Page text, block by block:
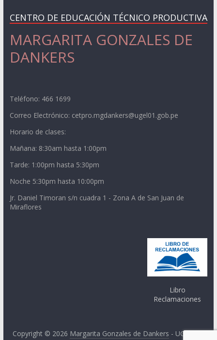
CENTRO DE EDUCACIÓN TÉCNICO PRODUCTIVA
MARGARITA GONZALES DE
DANKERS
Teléfono: 466 1699
Correo Electrónico: cetpro.mgdankers@ugel01.gob.pe
Horario de clases:
Mañana: 8:30am hasta 1:00pm
Tarde: 1:00pm hasta 5:30pm
Noche 5:30pm hasta 10:00pm
Jr. Daniel Timoran s/n cuadra 1 - Zona A de San Juan de
Miraflores
Libro
Reclamaciones
Copyright © 2026 Margarita Gonzales de Dankers - UGEL 01.